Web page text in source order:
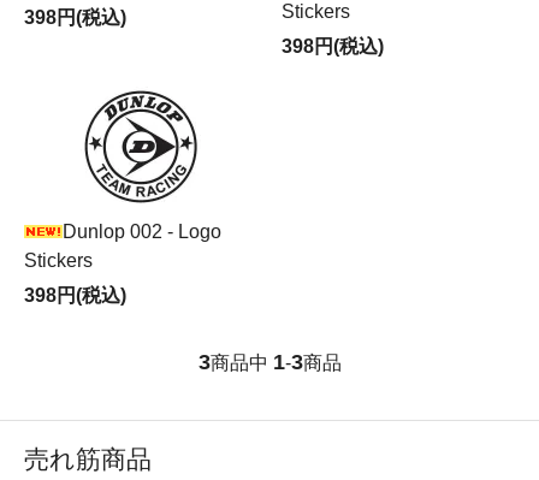
398円(税込)
Stickers
398円(税込)
Dunlop 002 - Logo
Stickers
398円(税込)
3商品中 1-3商品
売れ筋商品